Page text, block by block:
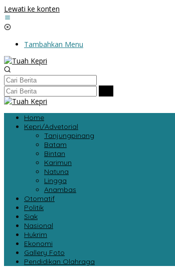
Lewati ke konten
Tambahkan Menu
Home
Kepri/Advetorial
Tanjungpinang
Batam
Bintan
Karimun
Natuna
Lingga
Anambas
Otomatif
Politik
Siak
Nasional
Hukrim
Ekonomi
Gallery Foto
Pendidikan Olahraga